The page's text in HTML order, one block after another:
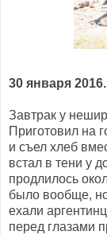
30 января 2016.
Завтрак у
Приготовил на
и съел хлеб
встал в тени у
продлилось
было вообще,
ехали
перед глазами